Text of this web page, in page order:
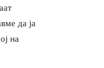
да ја
на